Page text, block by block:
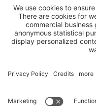
WHATSAPP
+39 376 2951129